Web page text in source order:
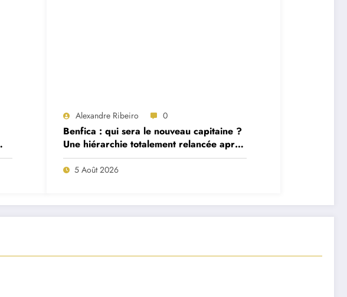
Alexandre Ribeiro 0
Benfica : qui sera le nouveau capitaine ?
Une hiérarchie totalement relancée après
deux départs majeurs
5 Août 2026